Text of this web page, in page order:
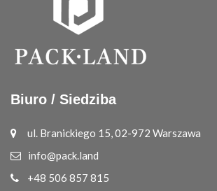
Biuro / Siedziba
ul. Branickiego 15, 02-972 Warszawa
info@pack.land
+48 506 857 815